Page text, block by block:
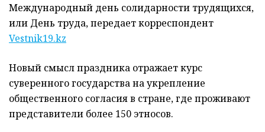
Международный день солидарности трудящихся,
или День труда, передает корреспондент
Vestnik19.kz
Новый смысл праздника отражает курс
суверенного государства на укрепление
общественного согласия в стране, где проживают
представители более 150 этносов.